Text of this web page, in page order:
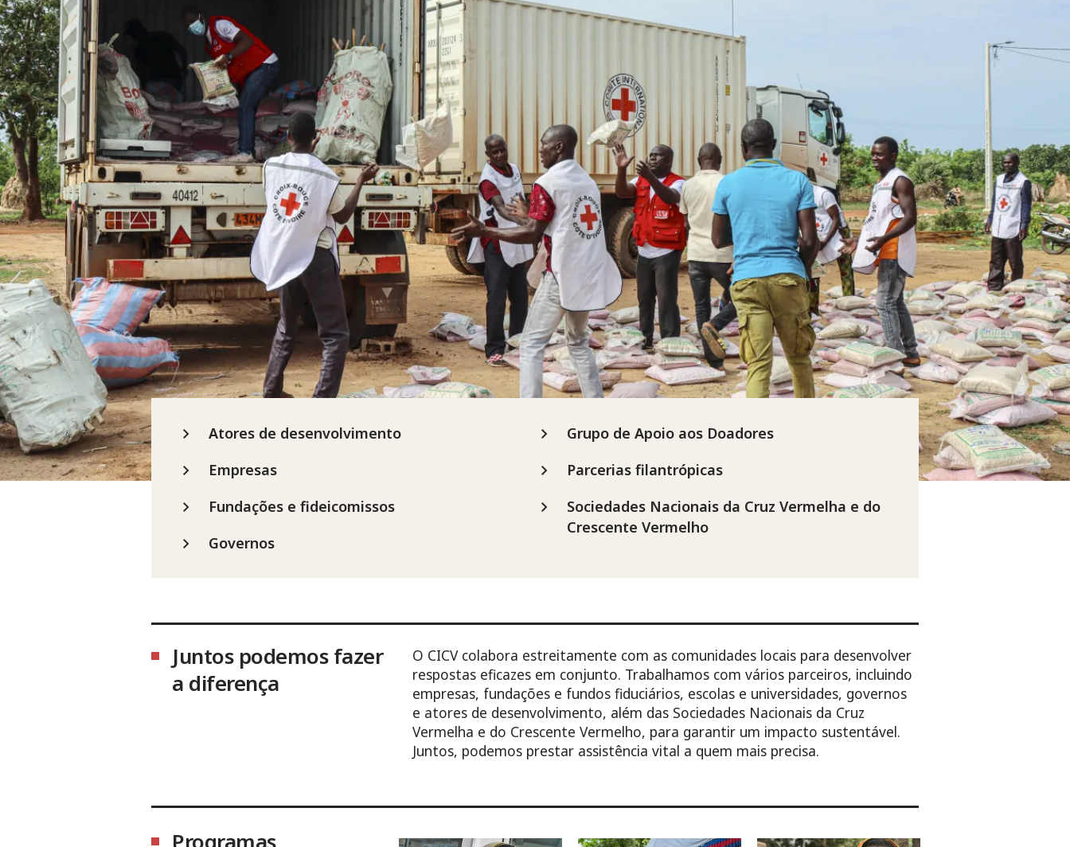
Atores de desenvolvimento
Empresas
Fundações e fideicomissos
Governos
Grupo de Apoio aos Doadores
Parcerias filantrópicas
Sociedades Nacionais da Cruz Vermelha e do
Crescente Vermelho
Juntos podemos fazer
a diferença
O CICV colabora estreitamente com as comunidades locais para desenvolver
respostas eficazes em conjunto. Trabalhamos com vários parceiros, incluindo
empresas, fundações e fundos fiduciários, escolas e universidades, governos
e atores de desenvolvimento, além das Sociedades Nacionais da Cruz
Vermelha e do Crescente Vermelho, para garantir um impacto sustentável.
Juntos, podemos prestar assistência vital a quem mais precisa.
Programas